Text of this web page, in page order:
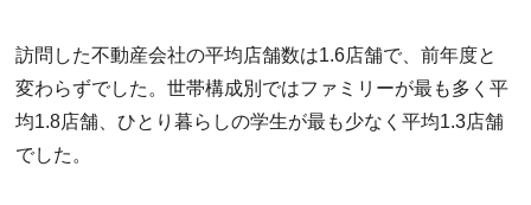
訪問した不動産会社の平均店舗数は1.6店舗で、前年度と
変わらずでした。世帯構成別ではファミリーが最も多く平
均1.8店舗、ひとり暮らしの学生が最も少なく平均1.3店舗
でした。